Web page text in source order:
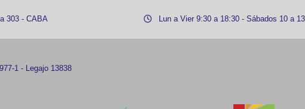
303 - CABA Lun a Vier 9:30 a 18:30 - Sábados 10 a 13
1 - Legajo 13838